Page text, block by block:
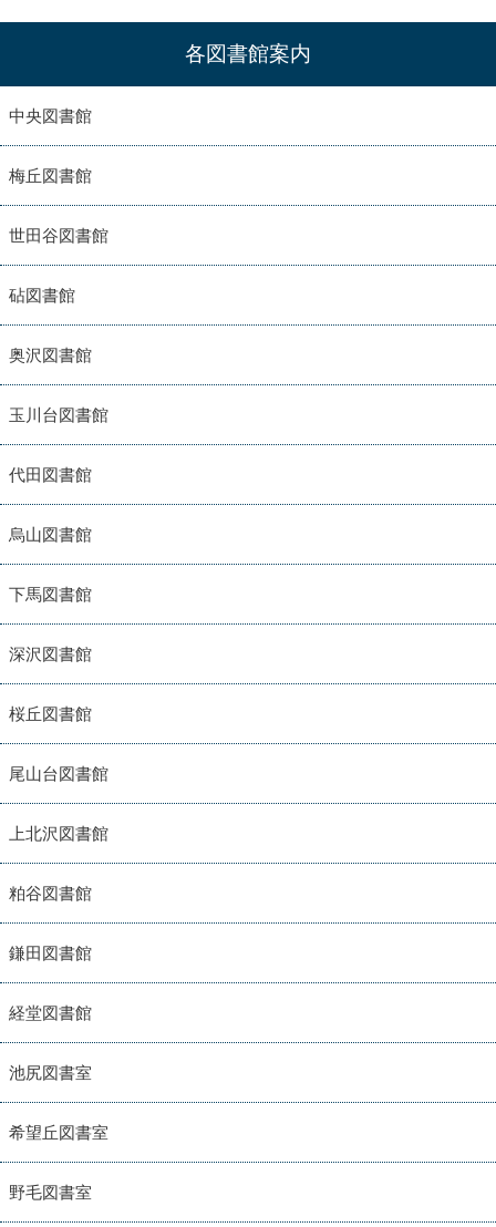
各図書館案内
中央図書館
梅丘図書館
世田谷図書館
砧図書館
奥沢図書館
玉川台図書館
代田図書館
烏山図書館
下馬図書館
深沢図書館
桜丘図書館
尾山台図書館
上北沢図書館
粕谷図書館
鎌田図書館
経堂図書館
池尻図書室
希望丘図書室
野毛図書室